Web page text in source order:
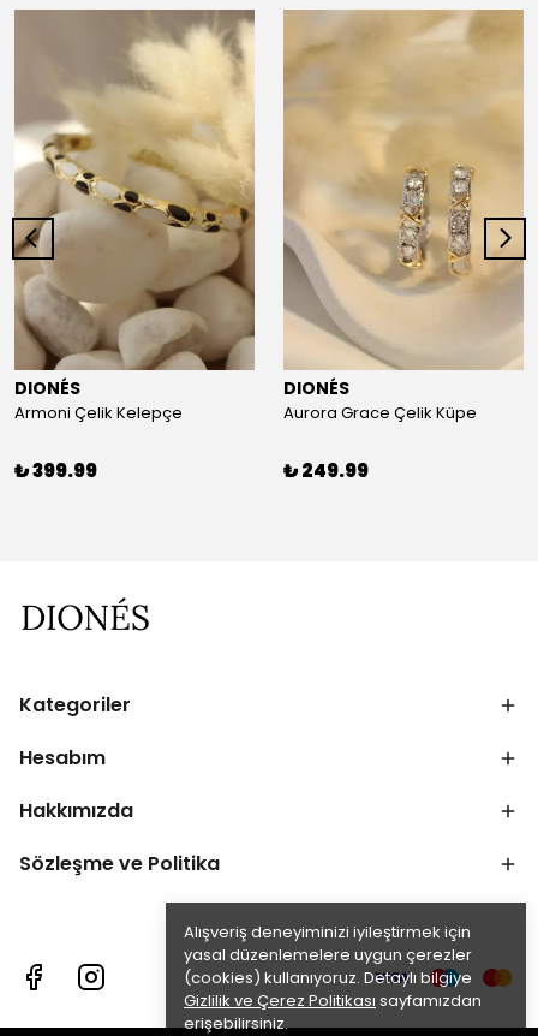
Alışveriş deneyiminizi iyileştirmek için
yasal düzenlemelere uygun çerezler
(cookies) kullanıyoruz. Detaylı bilgiye
Gizlilik ve Çerez Politikası sayfamızdan
erişebilirsiniz.
DIONÉS
Armoni Çelik Kelepçe
₺ 399.99
DIONÉS
Aurora Grace Çelik Küpe
₺ 249.99
Kategoriler
Hesabım
Hakkımızda
Sözleşme ve Politika